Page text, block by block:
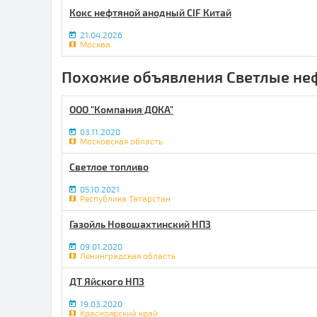
Кокс нефтяной анодный CIF Китай
21.04.2026
Москва
Похожие объявления Светлые
ООО "Компания ДОКА"
03.11.2020
Московская область
Светлое топливо
05.10.2021
Республика Татарстан
Газойль Новошахтинский НПЗ
09.01.2020
Ленинградская область
ДТ Яйского НПЗ
19.03.2020
Красноярский край